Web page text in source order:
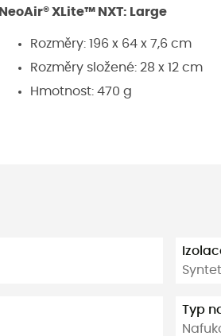
NeoAir® XLite™ NXT: Large
Rozměry: 196 x 64 x 7,6 cm
Rozměry složené: 28 x 12 cm
Hmotnost: 470 g
Typ